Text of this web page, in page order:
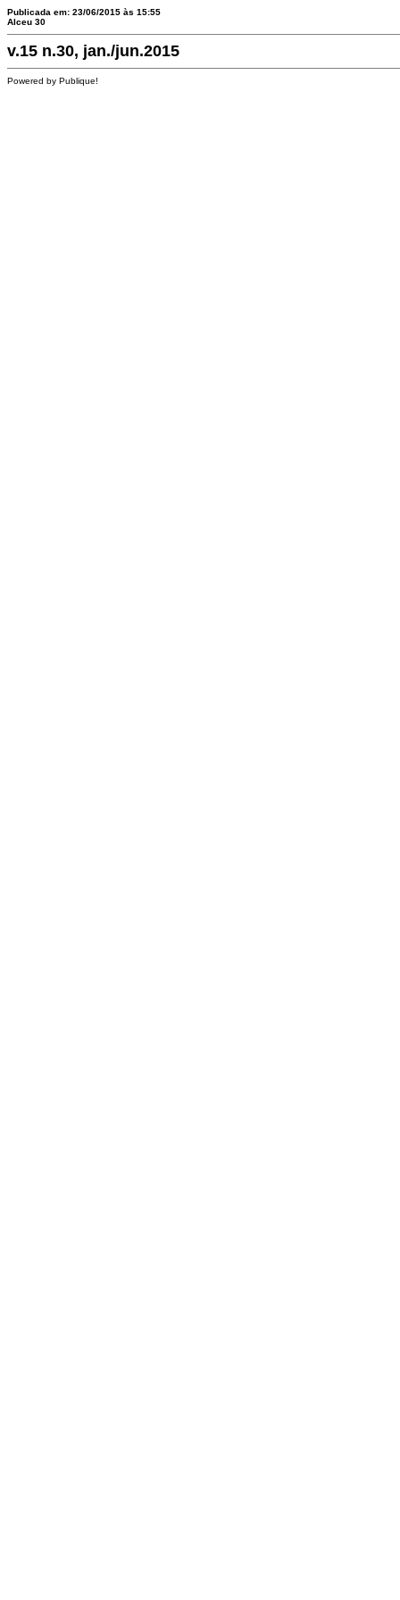
Publicada em: 23/06/2015 às 15:55
Alceu 30
v.15 n.30, jan./jun.2015
Powered by Publique!